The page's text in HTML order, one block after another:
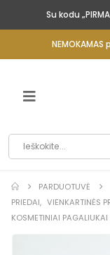
Su kodu
PARDUOTUVĖ
PRIEDAI, VIENKARTINĖS
KOSMETINIAI